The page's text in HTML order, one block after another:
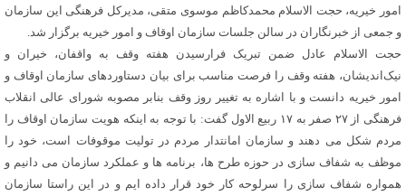
امور خیریه، حجت الاسلام محمدکاظم موسوی متقی، مدیرکل فرهنگی این سازمان
و جمعی از خبرنگاران در سالن جلسات سازمان اوقاف و امور خیریه برگزار شد.
حجت الاسلام عادل ضمن تبریک فرارسیدن هفته وقف به واقفان، خیران و
نیک‌اندیشان، هفته وقف را فرصت مناسب برای بیان دستاوردهای سازمان اوقاف و
امور خیریه دانست و با اشاره به تغییر روز وقف بنابر مصوبه شورای عالی انقلاب
فرهنگی از ۲۷ صفر به ۱۷ ربیع الاول گفت: با توجه به اینکه هویت سازمان اوقاف را
مردم شکل می دهند و سازمان امانتدار مردم در تولیت موقوفات است، خود را
موظف به شفاف سازی در حوزه طرح ها، برنامه ها و عملکرد سازمان می دانیم و
همواره شفاف سازی را سرلوحه کار خود قرار داده ایم و در این راستا سازمان